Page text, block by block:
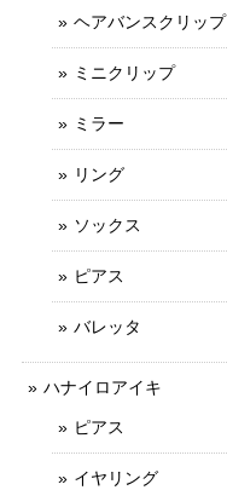
ヘアバンスクリップ
ミニクリップ
ミラー
リング
ソックス
ピアス
バレッタ
ハナイロアイキ
ピアス
イヤリング